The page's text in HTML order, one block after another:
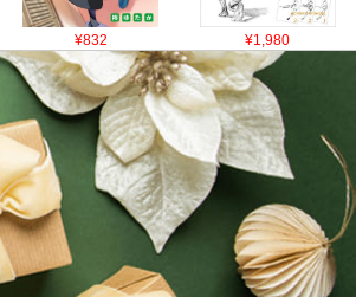
¥832 ¥1,980